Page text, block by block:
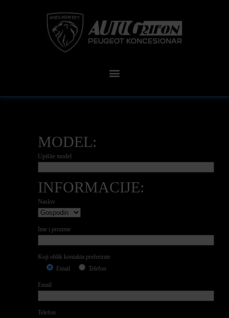
MODEL:
Upišite model
INFORMACIJE:
Naslov
Ime i prezime
Koji oblik kontakta preferirate
Email
Telefon
Email
Telefon